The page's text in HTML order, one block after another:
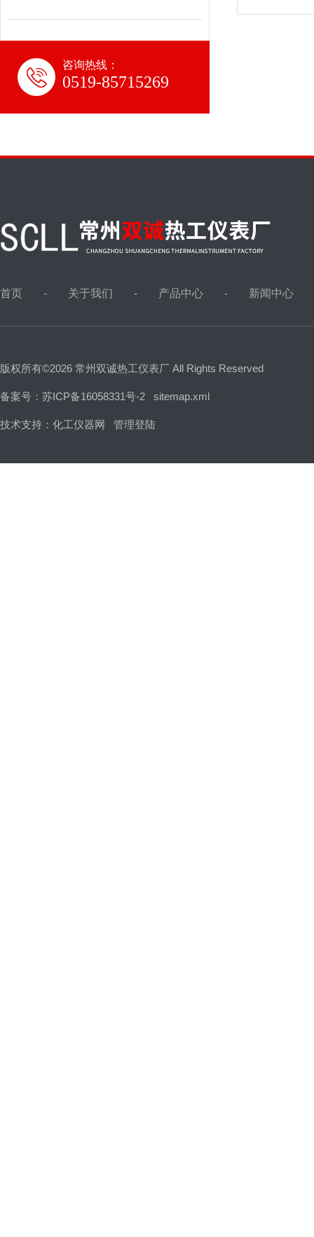
咨询热线：
0519-85715269
首页 关于我们 产品中心 新闻中心
版权所有©2026 常州双诚热工仪表厂 All Rights Reserved
备案号：苏ICP备16058331号-2 sitemap.xml
技术支持： 化工仪器网 管理登陆